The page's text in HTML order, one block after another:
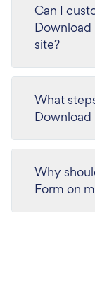
Can I
site?
What
Download
Why
Form on